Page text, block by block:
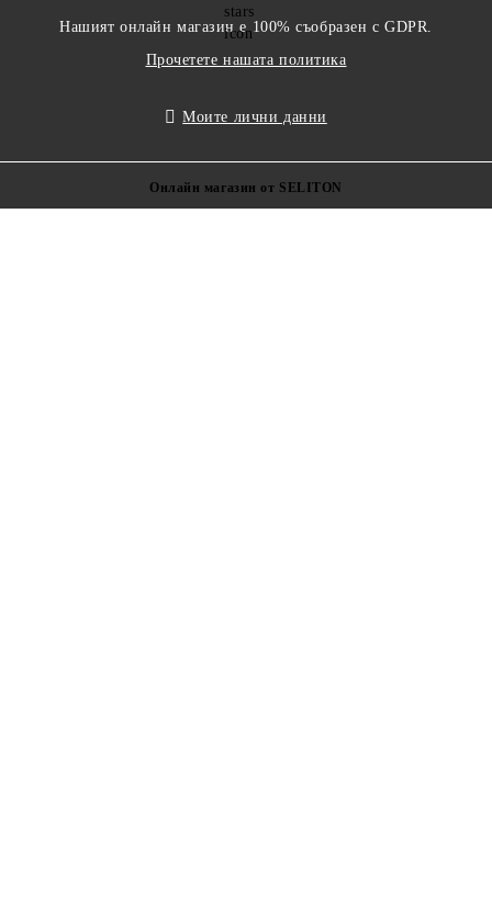
Нашият онлайн магазин е 100% съобразен с GDPR.
Прочетете нашата политика
Моите лични данни
Онлайн магазин от SELITON